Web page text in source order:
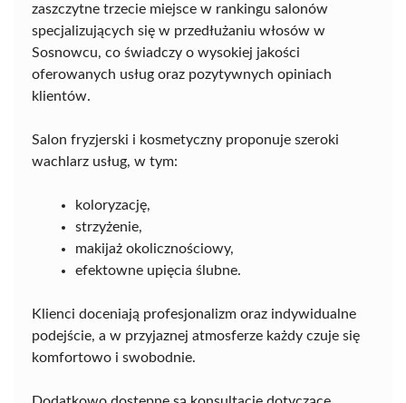
zaszczytne trzecie miejsce w rankingu salonów
specjalizujących się w przedłużaniu włosów w
Sosnowcu, co świadczy o wysokiej jakości
oferowanych usług oraz pozytywnych opiniach
klientów.
Salon fryzjerski i kosmetyczny proponuje szeroki
wachlarz usług, w tym:
koloryzację,
strzyżenie,
makijaż okolicznościowy,
efektowne upięcia ślubne.
Klienci doceniają profesjonalizm oraz indywidualne
podejście, a w przyjaznej atmosferze każdy czuje się
komfortowo i swobodnie.